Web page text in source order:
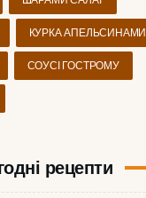
КУРКА АПЕЛЬСИНАМИ
СОУСІ ГОСТРОМУ
рецепти